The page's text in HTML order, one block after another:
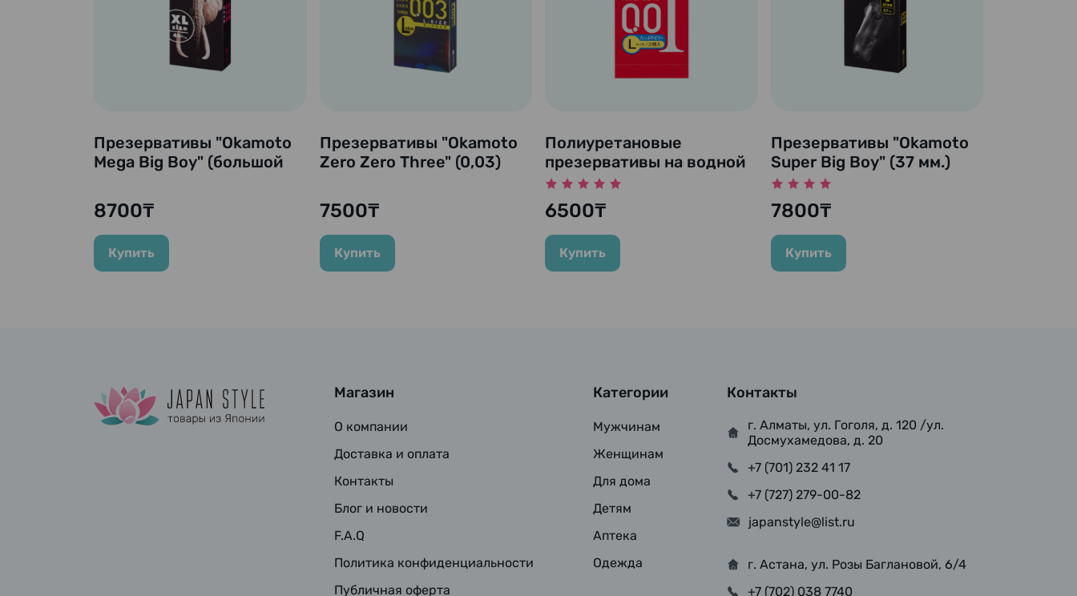
Презервативы "Okamoto
Mega Big Boy" (большой
диаметром 46 мм.), 12
шт.
8700₸
Купить
Презервативы "Okamoto
Zero Zero Three" (0,03)
7500₸
Купить
Полиуретановые
презервативы на водной
основе со смазкой
"Okamoto Zero One"
(0,01) Размер Regular, 3
шт.
6500₸
Купить
Презервативы "Okamoto
Super Big Boy" (37 мм.)
Размер L, 12 шт.
7800₸
Купить
Магазин
О компании
Доставка и оплата
Контакты
Блог и новости
F.A.Q
Политика конфиденциальности
Публичная оферта
Категории
Мужчинам
Женщинам
Для дома
Детям
Аптека
Одежда
Контакты
г. Алматы, ул. Гоголя, д. 120 /ул.
Досмухамедова, д. 20
+7 (701) 232 41 17
+7 (727) 279-00-82
japanstyle@list.ru
г. Астана, ул. Розы Баглановой, 6/4
+7 (702) 038 7740